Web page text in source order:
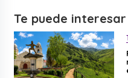
Te puede interesar